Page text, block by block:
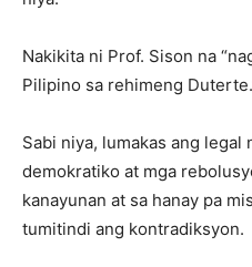
Nakikita ni Prof. Sison na
Pilipino sa rehimeng
Sabi niya, lumakas ang legal
demokratiko at mga
kanayunan at sa hanay pa
tumitindi ang kontradiksyon.